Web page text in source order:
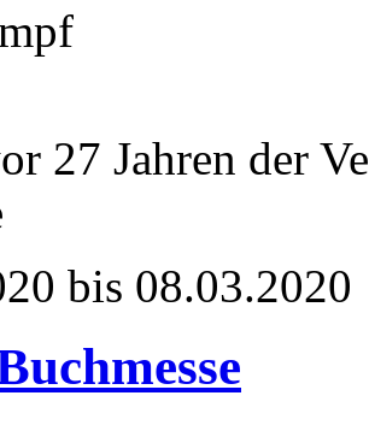
27 Jahren der
bis 08.03.2020